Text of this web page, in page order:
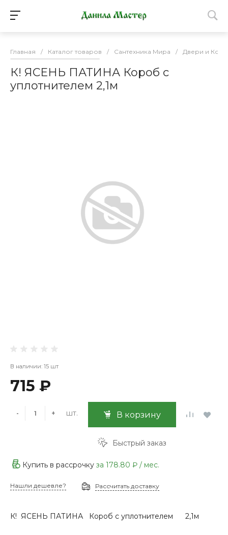
Главная / Каталог товаров / Сантехника Мира / Двери и
К! ЯСЕНЬ ПАТИНА Короб с
уплотнителем 2,1м
В наличии: 15 шт
715 ₽
- + шт. В корзину
Быстрый заказ
Купить в рассрочку за 178.80 ₽ / мес.
Нашли дешевле? Рассчитать доставку
К! ЯСЕНЬ ПАТИНА Короб с уплотнителем 2,1м